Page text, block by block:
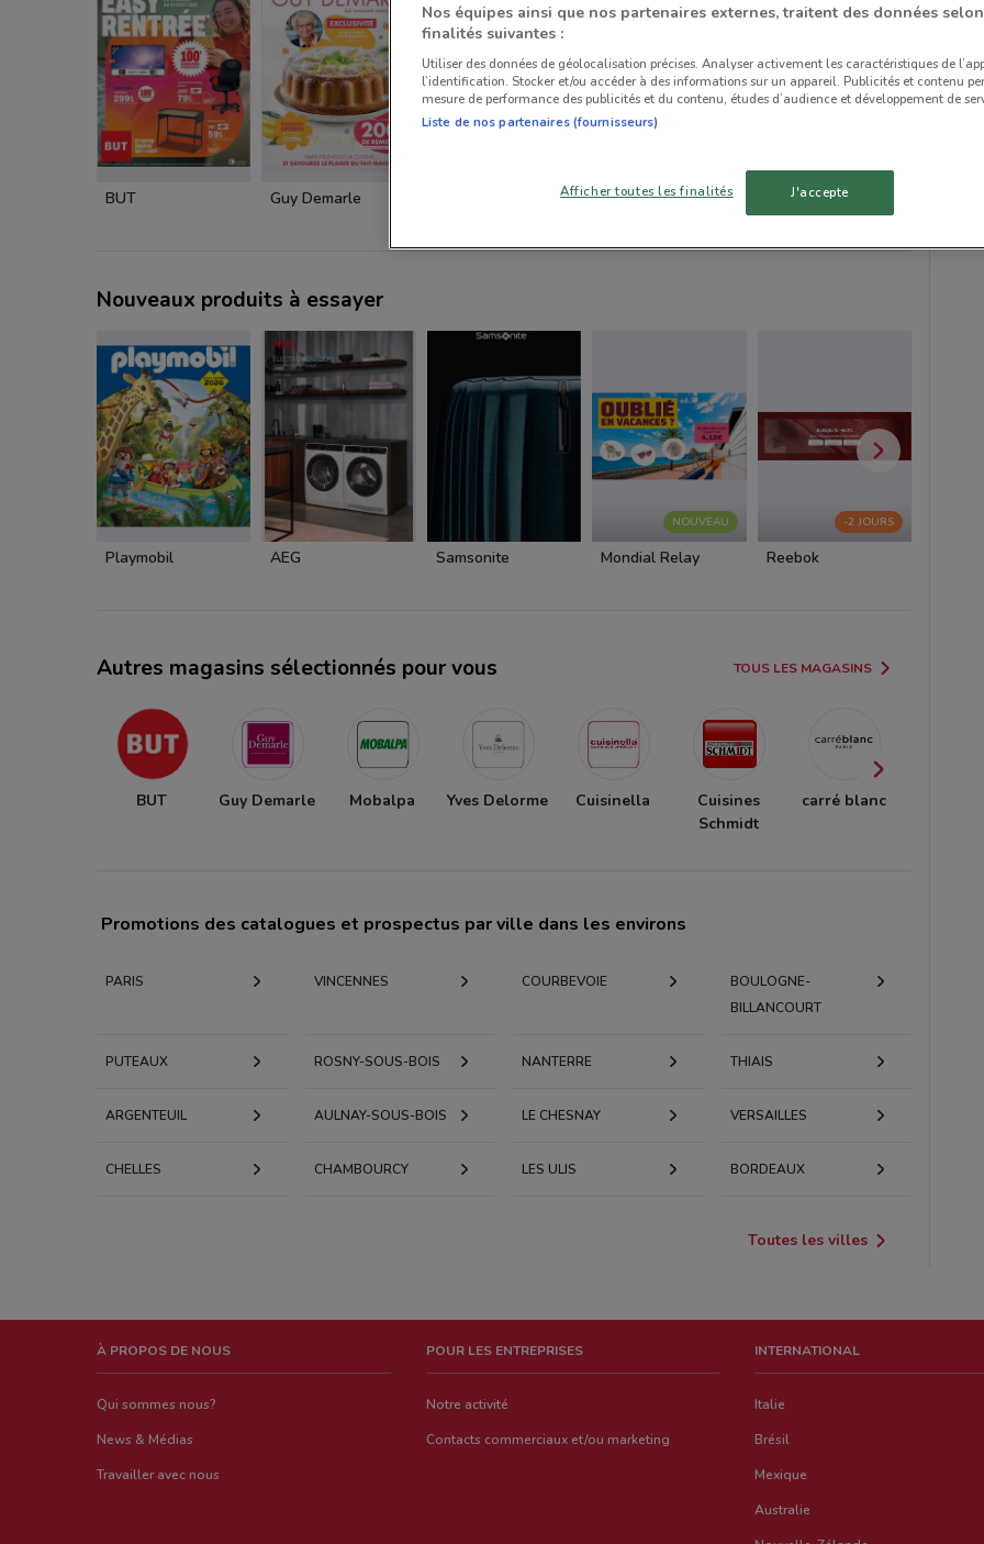
BUT Guy Demarle Yves Delorme Cuisinella
Nouveaux produits à essayer
Playmobil AEG Samsonite
NOUVEAU
Mondial Relay
-2 JOURS
Reebok
Autres magasins sélectionnés pour vous TOUS LES MAGASINS
BUT Guy Demarle Mobalpa Yves Delorme Cuisinella
Cuisines
Schmidt
carré blanc
Promotions des catalogues et prospectus par ville dans les environs
PARIS VINCENNES COURBEVOIE
BOULOGNE-
BILLANCOURT
PUTEAUX ROSNY-SOUS-BOIS NANTERRE THIAIS
ARGENTEUIL AULNAY-SOUS-BOIS LE CHESNAY VERSAILLES
CHELLES CHAMBOURCY LES ULIS BORDEAUX
Toutes les villes
À PROPOS DE NOUS
Qui sommes nous?
News & Médias
Travailler avec nous
POUR LES ENTREPRISES
Notre activité
Contacts commerciaux et/ou marketing
INTERNATIONAL
Italie
Brésil
Mexique
Australie
Nos équipes ainsi que nos partenaires externes, traitent des données
finalités suivantes :
Utiliser des données de géolocalisation précises. Analyser activement les caractéristiques de
l’identification. Stocker et/ou accéder à des informations sur un appareil. Publicités et contenu
mesure de performance des publicités et du contenu, études d’audience et développement de
Liste de nos partenaires (fournisseurs)
Afficher toutes les finalités J'accepte